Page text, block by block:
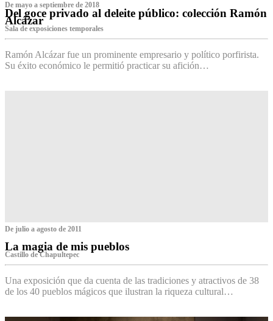
De mayo a septiembre de 2018
Del goce privado al deleite público: colección Ramón
Alcázar
Sala de exposiciones temporales
Ramón Alcázar fue un prominente empresario y político porfirista.
Su éxito económico le permitió practicar su afición…
De julio a agosto de 2011
La magia de mis pueblos
Castillo de Chapultepec
Una exposición que da cuenta de las tradiciones y atractivos de 38
de los 40 pueblos mágicos que ilustran la riqueza cultural…